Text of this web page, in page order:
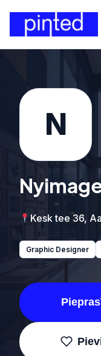
N
Kesk tee 36,
Graphic Designer